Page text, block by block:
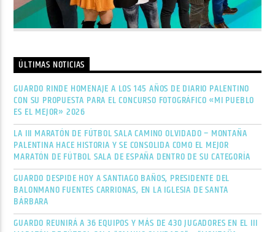
ÚLTIMAS NOTICIAS
GUARDO RINDE HOMENAJE A LOS 145 AÑOS DE DIARIO PALENTINO
CON SU PROPUESTA PARA EL CONCURSO FOTOGRÁFICO «MI PUEBLO
ES EL MEJOR» 2026
LA III MARATÓN DE FÚTBOL SALA CAMINO OLVIDADO – MONTAÑA
PALENTINA HACE HISTORIA Y SE CONSOLIDA COMO EL MEJOR
MARATÓN DE FÚTBOL SALA DE ESPAÑA DENTRO DE SU CATEGORÍA
GUARDO DESPIDE HOY A SANTIAGO BAÑOS, PRESIDENTE DEL
BALONMANO FUENTES CARRIONAS, EN LA IGLESIA DE SANTA
BÁRBARA
GUARDO REUNIRÁ A 36 EQUIPOS Y MÁS DE 430 JUGADORES EN EL III